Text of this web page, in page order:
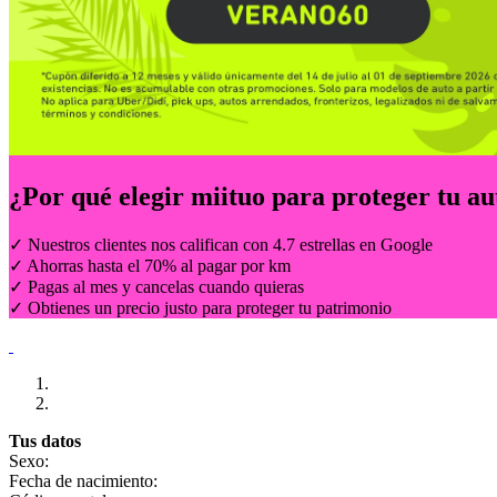
¿Por qué elegir miituo para proteger tu
✓ Nuestros clientes nos califican con 4.7 estrellas en Google
✓ Ahorras hasta el 70% al pagar por km
✓ Pagas al mes y cancelas cuando quieras
✓ Obtienes un precio justo para proteger tu patrimonio
Tus datos
Sexo:
Fecha de nacimiento: